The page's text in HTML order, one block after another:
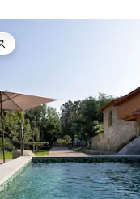
イスです。